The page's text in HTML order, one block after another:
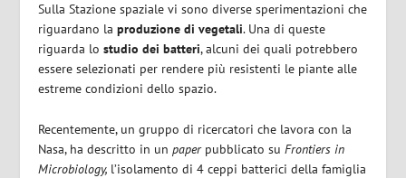
Sulla Stazione spaziale vi sono diverse sperimentazioni che
riguardano laproduzione di vegetali. Una di queste
riguarda lostudio dei batteri, alcuni dei quali potrebbero
essere selezionati per rendere più resistenti le piante alle
estreme condizioni dello spazio.
Recentemente, un gruppo di ricercatori che lavora con la
Nasa, ha descritto in unpaper pubblicato suFrontiers in
Microbiology, l’isolamento di 4 ceppi batterici della famiglia